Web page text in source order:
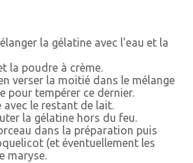
la gélatine avec l'eau et la
la poudre à crème.
verser la moitié dans le mélange
pour tempérer ce dernier.
avec le restant de lait.
la gélatine hors du feu.
dans la préparation puis
(et éventuellement les
maryse.